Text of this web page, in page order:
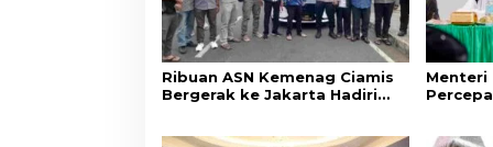
Ribuan ASN Kemenag Ciamis
Bergerak ke Jakarta Hadiri
Menteri